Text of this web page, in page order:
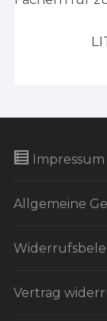
Impressum
Allgemeine
Vertrag